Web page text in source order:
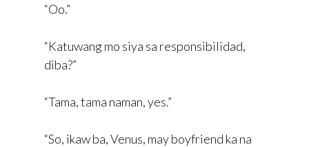
“Oo.”
“Katuwang mo siya sa responsibilidad,
diba?”
“Tama, tama naman, yes.”
“So, ikaw ba, Venus, may boyfriend ka na